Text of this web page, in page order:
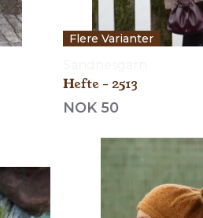
Flere Varianter
Hefte - 2513
NOK 50